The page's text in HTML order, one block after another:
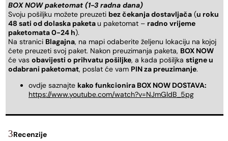
BOX NOW paketomat (1-3 radna dana)
Svoju pošiljku možete preuzeti bez čekanja dostavljača (u roku
48 sati od dolaska paketau paketomat – radno vrijeme
paketomata 0-24 h).
Na stranici Blagajna, na mapi odaberite željenu lokaciju na kojoj
ćete preuzeti svoj paket. Nakon preuzimanja paketa, BOX NOW
će vas obavijesti o prihvatu pošiljke, a kada pošiljka stigne u
odabrani paketomat, poslat će vam PIN za preuzimanje.
ovdje saznajte kako funkcionira BOX NOW DOSTAVA:
https://www.youtube.com/watch?v=NJmGldB_5pg
Recenzije